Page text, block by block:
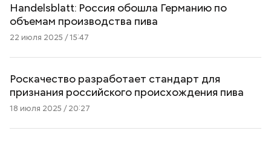
Handelsblatt: Россия обошла Германию по
объемам производства пива
22 июля 2025 / 15:47
Роскачество разработает стандарт для
признания российского происхождения пива
18 июля 2025 / 20:27